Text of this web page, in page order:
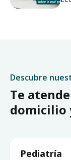
Descubre
Te
domicilio
Pediatría